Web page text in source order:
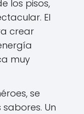
los pisos,
El
crear
muy
se
Un